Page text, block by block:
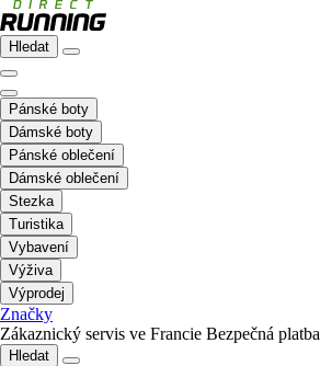
Hledat
Pánské boty
Dámské boty
Pánské oblečení
Dámské oblečení
Stezka
Turistika
Vybavení
Výživa
Výprodej
Značky
Zákaznický servis ve Francie Bezpečná platba
Hledat